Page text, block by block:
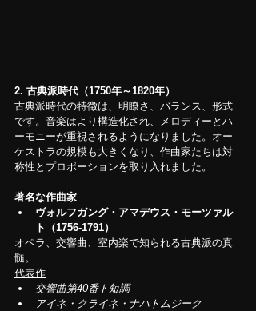
2. 古典派時代（1750年～1820年）
古典派時代の特徴は、明瞭さ、バランス、形式
です。音楽はより構造化され、メロディーとハ
ーモニーが重視されるようになりました。オー
ケストラの規模も大きくなり、作曲家たちは対
称性とプロポーションを取り入れました。
著名な作曲家
ヴォルフガング・アマデウス・モーツァル
ト（1756-1791）
オペラ、交響曲、室内楽で知られる古典派の真
髄。
代表作
交響曲第40番ト短調
アイネ・クライネ・ナハトムジーク